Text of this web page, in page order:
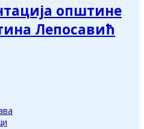
општине
Лепосавић